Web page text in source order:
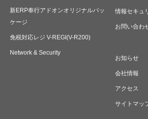
新ERP奉行アドオンオリジナルパッ
ケージ
免税対応レジ V-REGI(V-R200)
Network & Security
情報セキュ
お問い合わ
お知らせ
会社情報
アクセス
サイトマッ